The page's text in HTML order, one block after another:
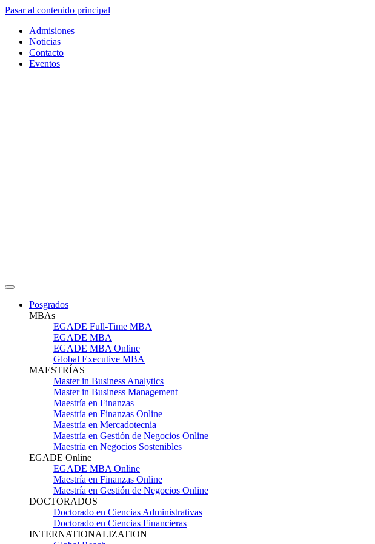
Pasar al contenido principal
Admisiones
Noticias
Contacto
Eventos
Posgrados
MBAs
EGADE Full-Time MBA
EGADE MBA
EGADE MBA Online
Global Executive MBA
MAESTRÍAS
Master in Business Analytics
Master in Business Management
Maestría en Finanzas
Maestría en Finanzas Online
Maestría en Mercadotecnia
Maestría en Gestión de Negocios Online
Maestría en Negocios Sostenibles
EGADE Online
EGADE MBA Online
Maestría en Finanzas Online
Maestría en Gestión de Negocios Online
DOCTORADOS
Doctorado en Ciencias Administrativas
Doctorado en Ciencias Financieras
INTERNATIONALIZATION